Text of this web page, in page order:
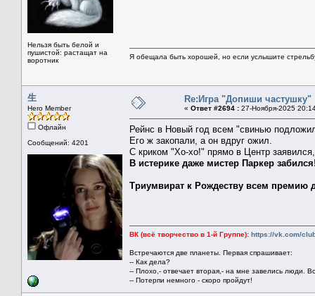
Нельзя быть белой и
пушистой: растащат на
воротник
Я обещала быть хорошей, но если услышите
生
Hero Member
Офлайн
Сообщений: 4201
Re:Игра "Допиши частушку"
« Ответ #2694 : 27-Ноября-2025
Рейнс в Новый год всем "свинью
Его ж закопали, а он вдруг ожил.
С криком "Хо-хо!" прямо в Центр заявился,
В истерике даже мистер Паркер
Триумвират к Рождеству всем премию
ВК (всё творчество в 1-й Группе): https://vk.com/
Встречаются две планеты. Первая спрашивает:
-- Как дела?
-- Плохо,- отвечает вторая,- на мне завелись люди.
-- Потерпи немного - скоро пройдут!